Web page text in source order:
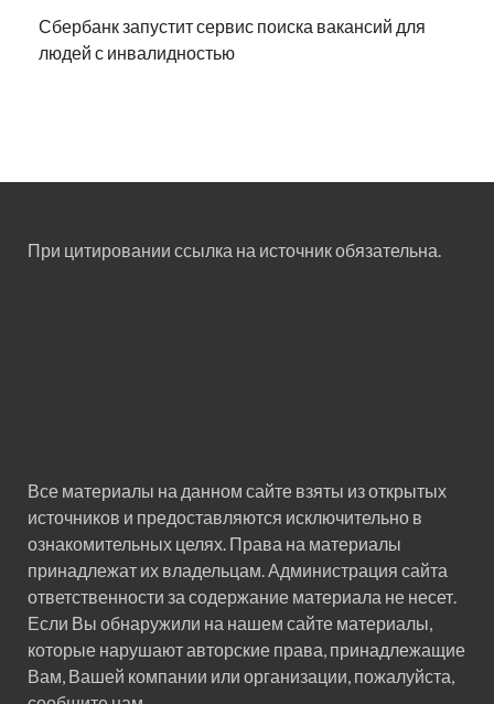
Сбербанк запустит сервис поиска вакансий для
людей с инвалидностью
При цитировании ссылка на источник обязательна.
Все материалы на данном сайте взяты из открытых
источников и предоставляются исключительно в
ознакомительных целях. Права на материалы
принадлежат их владельцам. Администрация сайта
ответственности за содержание материала не несет.
Если Вы обнаружили на нашем сайте материалы,
которые нарушают авторские права, принадлежащие
Вам, Вашей компании или организации, пожалуйста,